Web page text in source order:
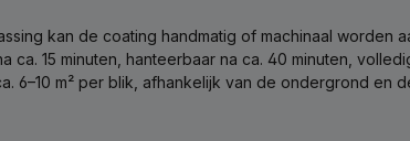
kan de coating handmatig of machinaal worden
ca. 15 minuten, hanteerbaar na ca. 40 minuten,
6–10 m² per blik, afhankelijk van de ondergrond en